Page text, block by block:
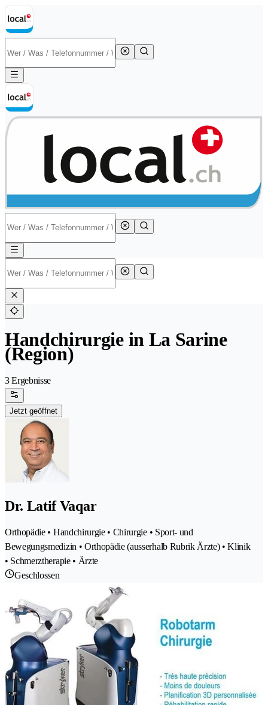
Handchirurgie in La Sarine
(Region)
3 Ergebnisse
Jetzt geöffnet
Dr. Latif Vaqar
Orthopädie • Handchirurgie • Chirurgie • Sport- und
Bewegungsmedizin • Orthopädie (ausserhalb Rubrik Ärzte) • Klinik
• Schmerztherapie • Ärzte
Geschlossen